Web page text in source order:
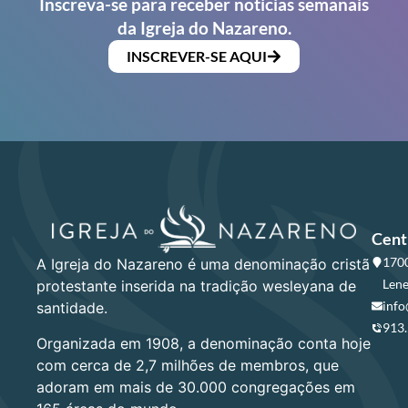
da Igreja do Nazareno.
INSCREVER-SE AQUI
A Igreja do Nazareno é uma denominação cristã
protestante inserida na tradição wesleyana de
santidade.
Organizada em 1908, a denominação conta hoje
com cerca de 2,7 milhões de membros, que
adoram em mais de 30.000 congregações em